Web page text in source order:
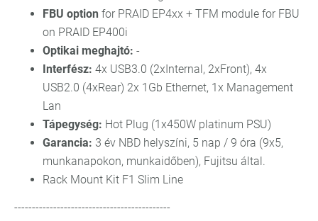
FBU option for PRAID EP4xx + TFM module for FBU
on PRAID EP400i
Optikai meghajtó: -
Interfész: 4x USB3.0 (2xInternal, 2xFront), 4x
USB2.0 (4xRear) 2x 1Gb Ethernet, 1x Management
Lan
Tápegység: Hot Plug (1x450W platinum PSU)
Garancia: 3 év NBD helyszíni, 5 nap / 9 óra (9x5,
munkanapokon, munkaidőben), Fujitsu által.
Rack Mount Kit F1 Slim Line
--------------------------------------------